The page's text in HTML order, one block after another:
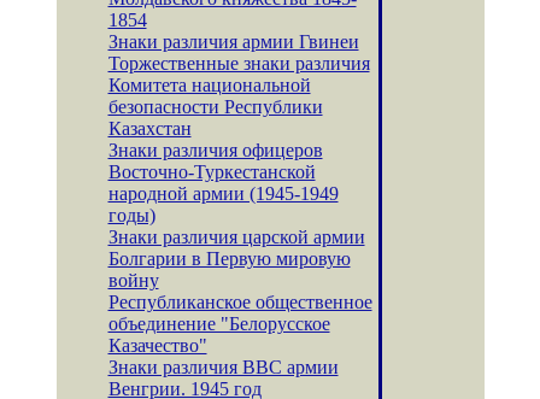
1854
Знаки различия армии Гвинеи
Торжественные знаки различия
Комитета национальной
безопасности Республики
Казахстан
Знаки различия офицеров
Восточно-Туркестанской
народной армии (1945-1949
годы)
Знаки различия царской армии
Болгарии в Первую мировую
войну
Республиканское общественное
объединение "Белорусское
Казачество"
Знаки различия ВВС армии
Венгрии. 1945 год